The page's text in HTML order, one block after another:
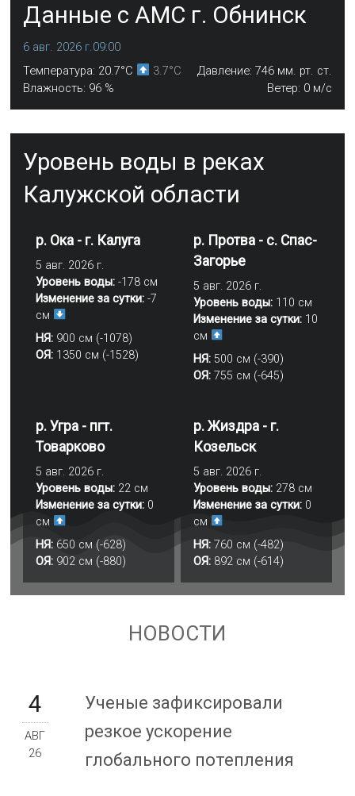
Данные с АМС г. Обнинск
6 авг. 2026 г.09:00
Температура: 20.7°C 3.7°C Давление: 746мм. рт. ст.
Влажность: 96 % Ветер: 0м/с
Уровень воды в реках
Калужской области
р. Ока - г. Калуга
5 авг. 2026 г.
Уровень воды: -178 см
Изменение за сутки: -7
см
НЯ: 900 см (-1078)
ОЯ: 1350 см (-1528)
р. Протва - с. Спас-
Загорье
5 авг. 2026 г.
Уровень воды:110 см
Изменение за сутки:10
см
НЯ:500 см (-390)
ОЯ:755 см (-645)
р. Угра - пгт.
Товарково
5 авг. 2026 г.
Уровень воды: 22 см
Изменение за сутки: 0
см
НЯ: 650 см (-628)
ОЯ: 902 см (-880)
р. Жиздра - г.
Козельск
5 авг. 2026 г.
Уровень воды:278 см
Изменение за сутки:0
см
НЯ:760 см (-482)
ОЯ:892 см (-614)
НОВОСТИ
4
АВГ
26
Ученые зафиксировали
резкое ускорение
глобального потепления